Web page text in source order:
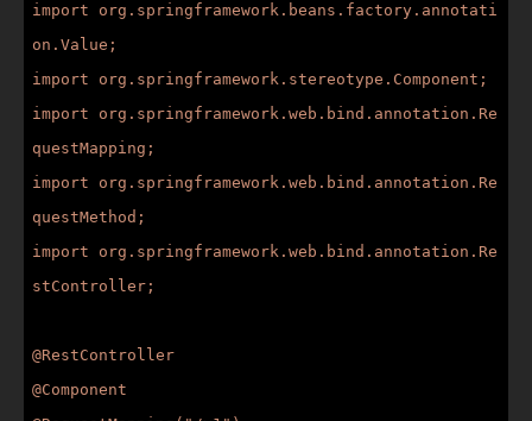
import org.springframework.beans.factory.annotati
on.Value;
import org.springframework.stereotype.Component;
import org.springframework.web.bind.annotation.Re
questMapping;
import org.springframework.web.bind.annotation.Re
questMethod;
import org.springframework.web.bind.annotation.Re
stController;
@RestController
@Component